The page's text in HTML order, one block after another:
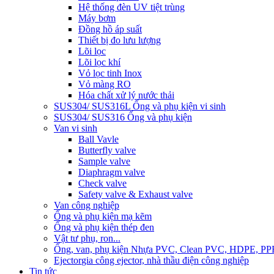
Hệ thống đèn UV tiệt trùng
Máy bơm
Đồng hồ áp suất
Thiết bị đo lưu lượng
Lõi lọc
Lõi lọc khí
Vỏ lọc tinh Inox
Vỏ màng RO
Hóa chất xử lý nước thải
SUS304/ SUS316L Ống và phụ kiện vi sinh
SUS304/ SUS316 Ống và phụ kiện
Van vi sinh
Ball Vavle
Butterfly valve
Sample valve
Diaphragm valve
Check valve
Safety valve & Exhaust valve
Van công nghiệp
Ống và phụ kiện mạ kẽm
Ống và phụ kiện thép đen
Vật tư phụ, ron...
Ống, van, phụ kiện Nhựa PVC, Clean PVC, HDPE,
Ejectorgia công ejector, nhà thầu điện công nghiệp
Tin tức